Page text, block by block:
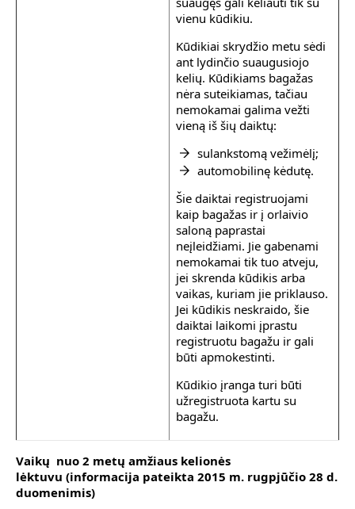
vienu kūdikiu.
Kūdikiai skrydžio metu sėdi
ant lydinčio suaugusiojo
kelių. Kūdikiams bagažas
nėra suteikiamas, tačiau
nemokamai galima vežti
vieną iš šių daiktų:
sulankstomą vežimėlį;
automobilinę kėdutę.
Šie daiktai registruojami
kaip bagažas ir į orlaivio
saloną paprastai
neįleidžiami. Jie gabenami
nemokamai tik tuo atveju,
jei skrenda kūdikis arba
vaikas, kuriam jie priklauso.
Jei kūdikis neskraido, šie
daiktai laikomi įprastu
registruotu bagažu ir gali
būti apmokestinti.
Kūdikio įranga turi būti
užregistruota kartu su
bagažu.
Vaikų nuo 2 metų amžiaus kelionės
lėktuvu (informacija pateikta 2015 m. rugpjūčio 28 d.
duomenimis)